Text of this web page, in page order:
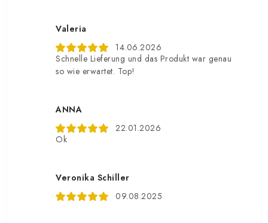
Valeria
14.06.2026
Schnelle Lieferung und das Produkt war genau
so wie erwartet. Top!
ANNA
22.01.2026
Ok
Veronika Schiller
09.08.2025